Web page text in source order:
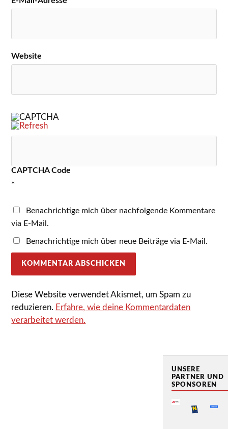
Website
CAPTCHA Code
*
Benachrichtige mich über nachfolgende Kommentare
via E-Mail.
Benachrichtige mich über neue Beiträge via E-Mail.
Diese Website verwendet Akismet, um Spam zu
reduzieren. Erfahre, wie deine Kommentardaten
verarbeitet werden.
UNSERE
PARTNER UND
SPONSOREN